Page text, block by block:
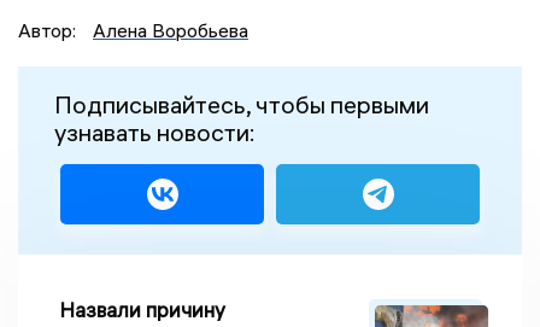
Автор:
Алена Воробьева
Подписывайтесь, чтобы первыми
узнавать новости:
Назвали причину